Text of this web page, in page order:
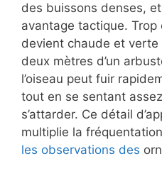
des buissons denses,
avantage tactique. Trop
devient chaude et verte
deux mètres d’un
l’oiseau peut fuir
tout en se sentant
s’attarder. Ce détail
multiplie la
les observations des